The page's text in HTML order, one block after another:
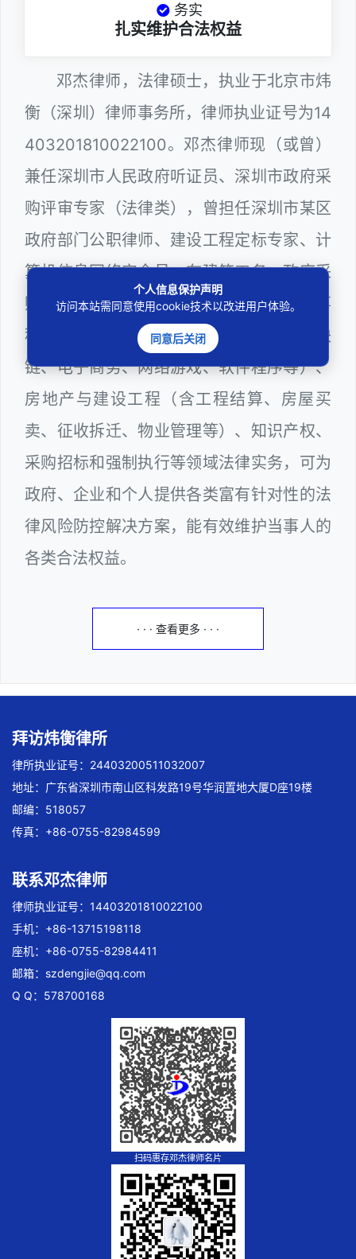
务实
扎实维护合法权益
邓杰律师，法律硕士，执业于北京市炜
衡（深圳）律师事务所，律师执业证号为14
403201810022100。邓杰律师现（或曾）
兼任深圳市人民政府听证员、深圳市政府采
购评审专家（法律类），曾担任深圳市某区
政府部门公职律师、建设工程定标专家、计
算机信息网络安全员，在建筑工务、政府采
购等政府系统工作多年，十分熟悉政府办事
程序规则，较为擅长互联网+平台（含区块
链、电子商务、网络游戏、软件程序等）、
房地产与建设工程（含工程结算、房屋买
卖、征收拆迁、物业管理等）、知识产权、
采购招标和强制执行等领域法律实务，可为
政府、企业和个人提供各类富有针对性的法
律风险防控解决方案，能有效维护当事人的
各类合法权益。
· · · 查看更多 · · ·
拜访炜衡律所
律所执业证号：24403200511032007
地址：广东省深圳市南山区科发路19号华润置地大厦D座19楼
邮编：518057
传真：+86-0755-82984599
联系邓杰律师
律师执业证号：14403201810022100
手机：+86-13715198118
座机：+86-0755-82984411
邮箱： szdengjie@qq.com
Q Q：578700168
扫码惠存邓杰律师名片
个人信息保护声明
访问本站需同意使用cookie技术以改进用户体验。
同意后关闭